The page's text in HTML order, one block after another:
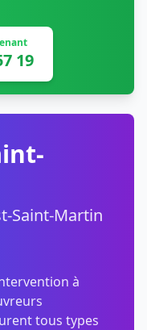
19
Saint-Martin
à
tous types